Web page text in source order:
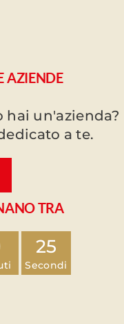
AZIENDE
hai un'azienda?
a te.
TRA
25
Secondi